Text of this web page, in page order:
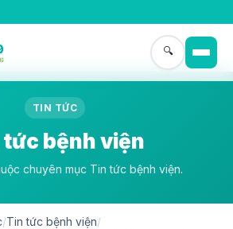
🔍
TIN TỨC
tức bệnh viện
chuyên mục Tin tức bệnh viện.
/Tin tức bệnh viện/